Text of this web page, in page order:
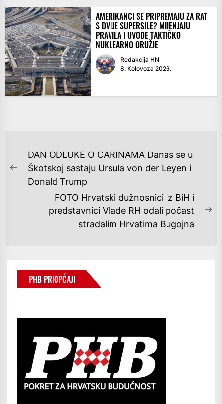
AMERIKANCI SE PRIPREMAJU ZA RAT
S DVIJE SUPERSILE? MIJENJAJU
PRAVILA I UVODE TAKTIČKO
NUKLEARNO ORUŽJE
Redakcija HN
8. Kolovoza 2026.
NAVIGACIJA
OBJAVA
Previous
post:
DAN ODLUKE O CARINAMA Danas se u
Škotskoj sastaju Ursula von der Leyen i
Donald Trump
FOTO Hrvatski dužnosnici iz BiH i
predstavnici Vlade RH odali počast
stradalim Hrvatima Bugojna
PHB PRIOPĆAJI